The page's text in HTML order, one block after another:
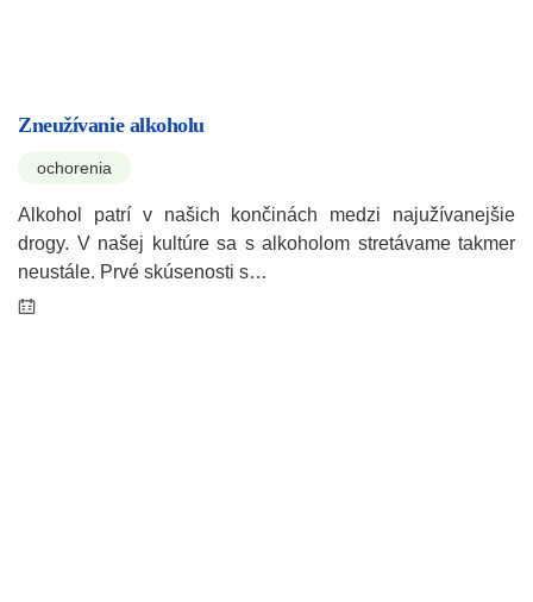
Zneužívanie alkoholu
ochorenia
Alkohol patrí v našich končinách medzi najužívanejšie
drogy. V našej kultúre sa s alkoholom stretávame takmer
neustále. Prvé skúsenosti s…